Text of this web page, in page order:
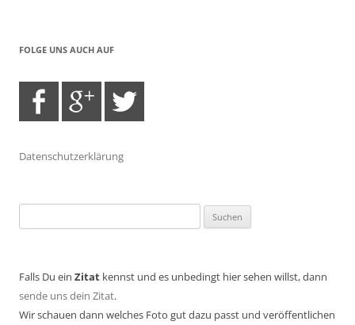
FOLGE UNS AUCH AUF
Datenschutzerklärung
nach:
Falls Du ein Zitat kennst und es unbedingt hier sehen willst, dann
sende uns dein Zitat.
Wir schauen dann welches Foto gut dazu passt und veröffentlichen